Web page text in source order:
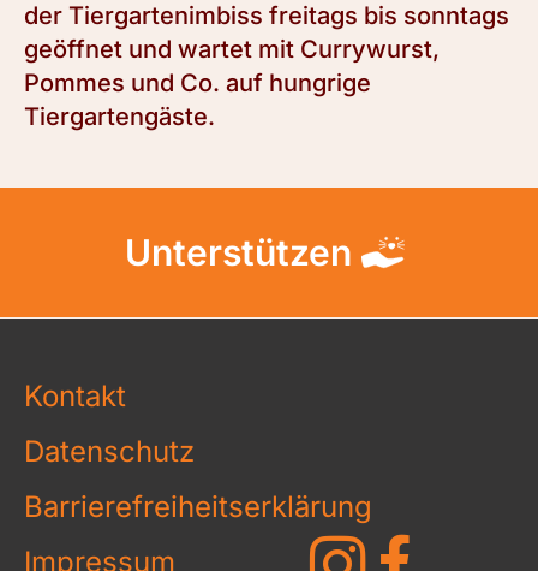
der Tiergartenimbiss freitags bis sonntags
geöffnet und wartet mit Currywurst,
Pommes und Co. auf hungrige
Tiergartengäste.
Unterstützen
Kontakt
Datenschutz
Barrierefreiheitserklärung
Impressum